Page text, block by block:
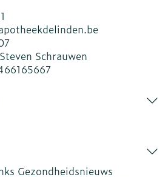
Steven Schrauwen
Gezondheidsnieuws